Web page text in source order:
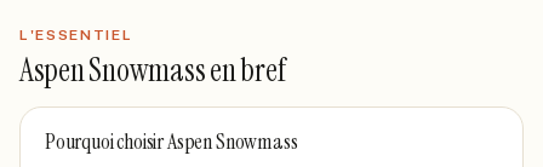
L'ESSENTIEL
Aspen Snowmassen bref
Pourquoi choisirAspen Snowmass